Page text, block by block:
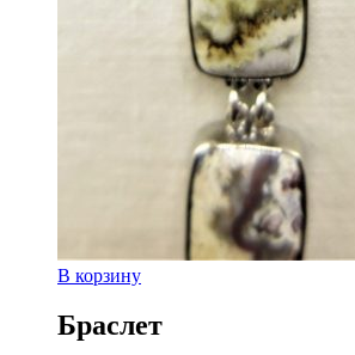
В корзину
Браслет